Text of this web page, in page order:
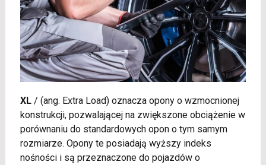
XL/ (ang. Extra Load) oznacza opony o wzmocnionej
konstrukcji, pozwalającej na zwiększone obciążenie w
porównaniu do standardowych opon o tym samym
rozmiarze. Opony te posiadają wyższy indeks
nośności i są przeznaczone do pojazdów o